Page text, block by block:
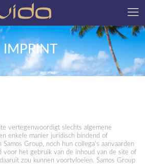
IMPRINT
vertegenwoordigt slechts algemene
enkele manier juridisch bindend of
Group, noch hun collega’s aanvaarden
voor het gebruik van de inhoud van de site of
zou kunnen voortvloeien. Samos Group